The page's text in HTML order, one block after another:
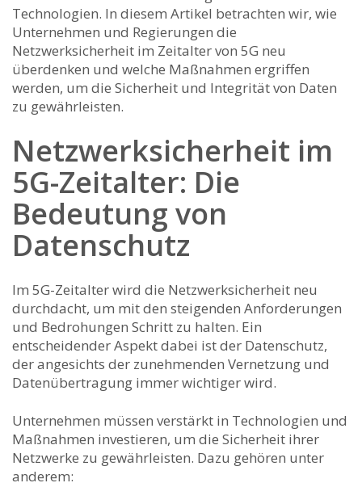
Technologien. In⁢ diesem Artikel ⁢betrachten wir, wie
Unternehmen und Regierungen‍ die
Netzwerksicherheit im Zeitalter von⁣ 5G neu
überdenken ⁢und welche Maßnahmen ergriffen
werden, um die Sicherheit und Integrität​ von Daten
zu gewährleisten.
Netzwerksicherheit im
5G-Zeitalter: Die
Bedeutung von
Datenschutz
Im ‌5G-Zeitalter wird⁣ die‌ Netzwerksicherheit neu
durchdacht, um⁣ mit den steigenden Anforderungen
und Bedrohungen Schritt zu halten. Ein
entscheidender Aspekt dabei ⁢ist‌ der Datenschutz,
der angesichts der‍ zunehmenden Vernetzung und
⁣Datenübertragung immer wichtiger wird.
Unternehmen‍ müssen verstärkt in Technologien und
Maßnahmen investieren, um die‌ Sicherheit⁣ ihrer
⁣Netzwerke⁢ zu gewährleisten. Dazu gehören unter
‍anderem: